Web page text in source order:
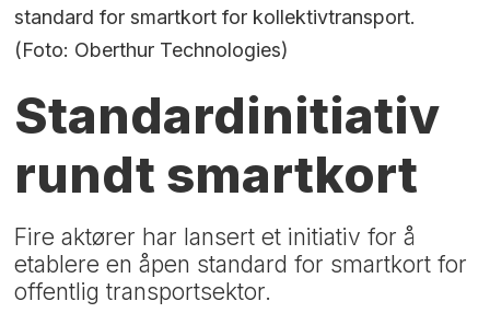
standard for smartkort for kollektivtransport.
(Foto: Oberthur Technologies)
Standardinitiativ
rundt smartkort
Fire aktører har lansert et initiativ for å
etablere en åpen standard for smartkort for
offentlig transportsektor.